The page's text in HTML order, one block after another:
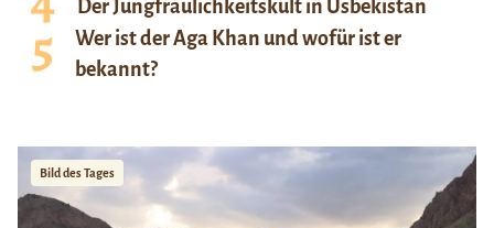
Der Jungfräulichkeitskult in Usbekistan
Wer ist der Aga Khan und wofür ist er
bekannt?
Bild des Tages